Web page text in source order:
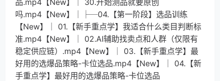
吗.mp4【New】│├─04.【第一阶段】选品训练
【New】│ 01.【新手重点学】我适合什么类目判断标
准.mp4【New】│ 02.AI辅助找卖点和人群（仅限有
稳定供应链）.mp4【New】│ 03.【新手重点学】最
好用的选爆品策略-卡位选品.mp4【New】│ 04.【新
手重点学】最好用的选爆品策略-卡位选品